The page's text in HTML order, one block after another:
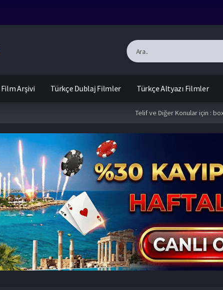
Film Arşivi Türkçe Dublaj Filmler Türkçe Altyazı Filmler
Telif ve Diğer Konular için :